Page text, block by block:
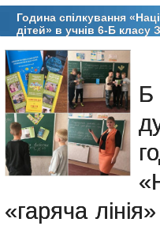
Година спілкування
дітей» в учнів 6-Б
«гаряча